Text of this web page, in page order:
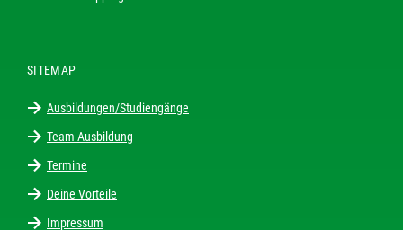
SITEMAP
Ausbildungen/Studiengänge
Team Ausbildung
Termine
Deine Vorteile
Impressum